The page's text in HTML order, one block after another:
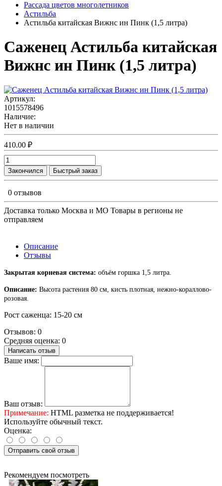
Рассада цветов многолетников
Астильба
Астильба китайская Вижнс ин Пинк (1,5 литра)
Саженец Астильба китайская
Вижнс ин Пинк (1,5 литра)
Артикул:
1015578496
Наличие:
Нет в наличии
410.00 ₽
Закончился Быстрый заказ
0 отзывов
Доставка только Москва и МО Товары в регионы не
отправляем
Описание
Отзывы
Закрытая корневая система: объём горшка 1,5 литра
Описание: Высота растения 80 см, кисть плотная, нежно-кораллово-
розовая.
Рост саженца: 15-20 см
Отзывов: 0
Средняя оценка: 0
Написать отзыв
Ваше имя:
Ваш отзыв:
Примечание: HTML разметка не поддерживается!
Используйте обычный текст.
Оценка:
Отправить свой отзыв
Рекомендуем посмотреть